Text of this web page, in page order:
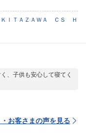
ＩＴＡＺＡＷＡ ＣＳ Ｈ
、子供も安心して寝てく
お客さまの声を見る